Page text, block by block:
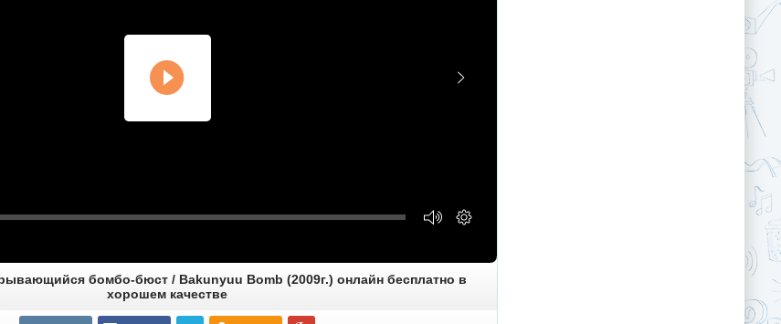
бомбо-бюст / Bakunyuu Bomb (2009г.) онлайн бесплатно в
хорошем качестве